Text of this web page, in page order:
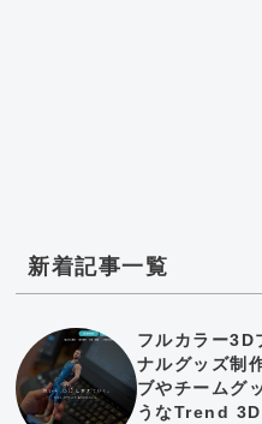
新着記事一覧
フルカラー3D
ナルグッズ制
ブやチームグ
うなTrend 3D